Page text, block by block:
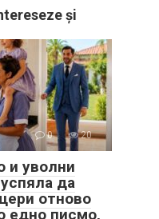
și
0 20
и уволни
да
отново
едно писмо,